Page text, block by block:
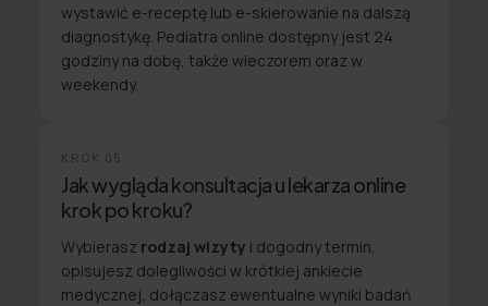
wystawić e-receptę lub e-skierowanie na dalszą
diagnostykę. Pediatra online dostępny jest 24
godziny na dobę, także wieczorem oraz w
weekendy.
KROK 05
Jak wygląda konsultacja u lekarza online
krok po kroku?
Wybierasz rodzaj wizyty i dogodny termin,
opisujesz dolegliwości w krótkiej ankiecie
medycznej, dołączasz ewentualne wyniki badań